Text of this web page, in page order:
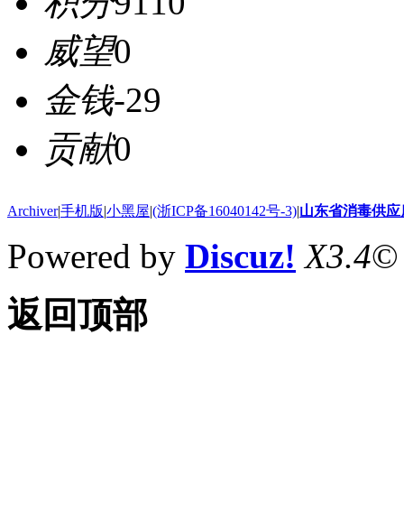
威望0
金钱-29
贡献0
Archiver|手机版|小黑屋|(浙ICP备16040142号-3)|山东省消毒供
Powered by Discuz! X3.4©
返回顶部